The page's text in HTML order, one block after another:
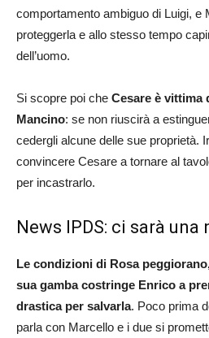
comportamento ambiguo di Luigi, e
proteggerla e allo stesso tempo
dell’uomo.
Si scopre poi che Cesare è vittima
Mancino: se non riuscirà a
cedergli alcune delle sue proprietà.
convincere Cesare a tornare al
per incastrarlo.
News IPDS: ci sarà
Le condizioni di Rosa
sua gamba costringe Enrico a
drastica per salvarla. Poco prima
parla con Marcello e i due si